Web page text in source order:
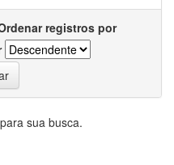
registros por
sua busca.